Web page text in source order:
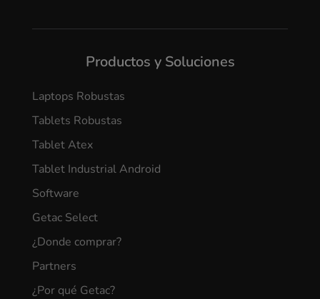
Productos y Soluciones
Laptops Robustas
Tablets Robustas
Tablet Atex
Tablet Industrial Android
Software
Getac Select
¿Donde comprar?
Partners
¿Por qué Getac?